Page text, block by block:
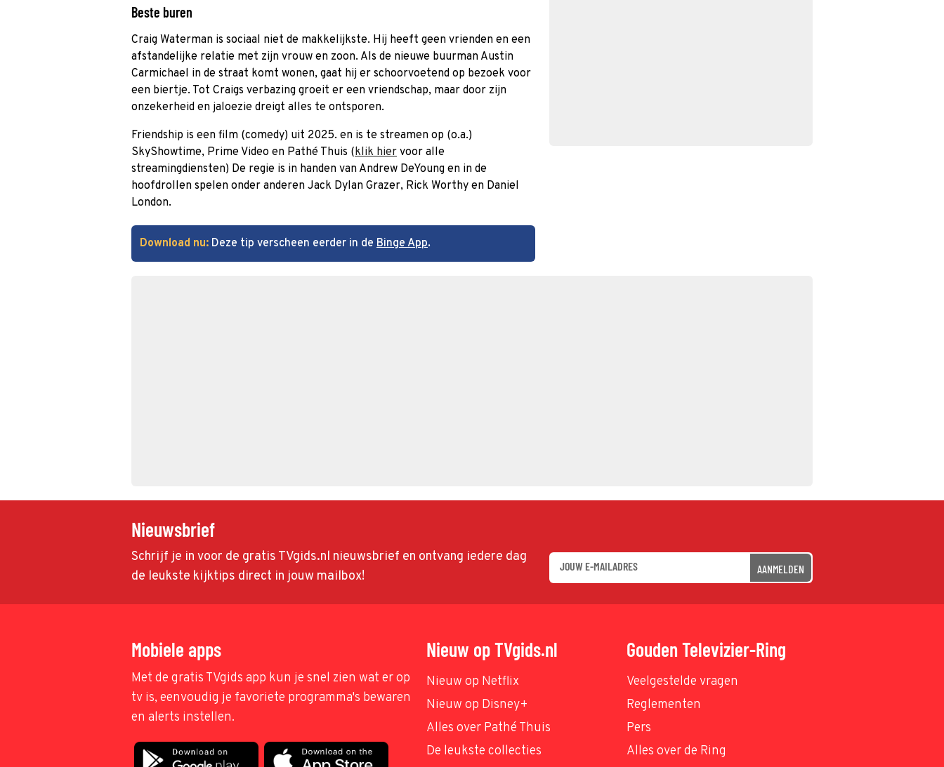
Beste buren
Craig Waterman is sociaal niet de makkelijkste. Hij heeft geen vrienden en een
afstandelijke relatie met zijn vrouw en zoon. Als de nieuwe buurman Austin
Carmichael in de straat komt wonen, gaat hij er schoorvoetend op bezoek voor
een biertje. Tot Craigs verbazing groeit er een vriendschap, maar door zijn
onzekerheid en jaloezie dreigt alles te ontsporen.
Friendship is een film (comedy) uit 2025. en is te streamen op (o.a.)
SkyShowtime, Prime Video en Pathé Thuis (klik hier voor alle
streamingdiensten) De regie is in handen van Andrew DeYoung en in de
hoofdrollen spelen onder anderen Jack Dylan Grazer, Rick Worthy en Daniel
London.
Download nu: Deze tip verscheen eerder in de Binge App.
Nieuwsbrief
Schrijf je in voor de gratis TVgids.nl nieuwsbrief en ontvang iedere dag
de leukste kijktips direct in jouw mailbox!
AANMELDEN
Mobiele apps
Met de gratis TVgids app kun je snel zien wat er op
tv is, eenvoudig je favoriete programma's bewaren
en alerts instellen.
Nieuw op TVgids.nl
Nieuw op Netflix
Nieuw op Disney+
Alles over Pathé Thuis
De leukste collecties
Gouden Televizier-Ring
Veelgestelde vragen
Reglementen
Pers
Alles over de Ring